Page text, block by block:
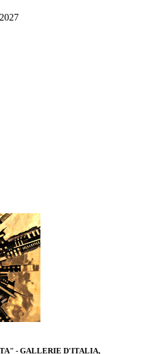
- GALLERIE D'ITALIA,